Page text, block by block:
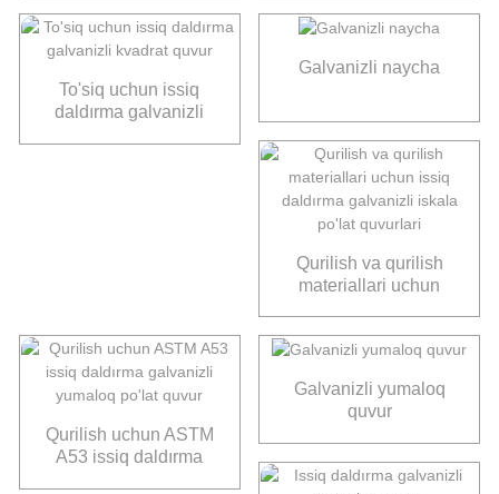
To'siq uchun issiq
daldırma galvanizli
Galvanizli naycha
Qurilish va qurilish
materiallari uchun
quvurlari
Qurilish uchun ASTM
A53 issiq daldırma
Galvanizli yumaloq
quvur